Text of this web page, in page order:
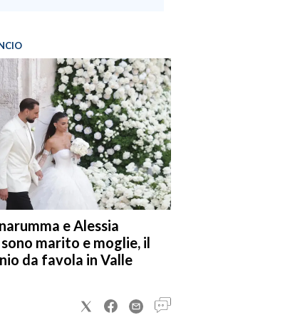
e Alessia
marito e moglie, il
da favola in Valle